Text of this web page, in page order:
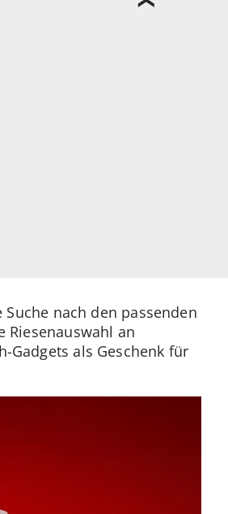
nach den passenden
Riesenauswahl an
Gadgets als Geschenk für